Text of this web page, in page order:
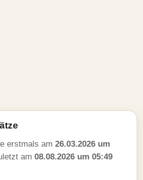
erstmals am 26.03.2026 um
am 08.08.2026 um 05:49